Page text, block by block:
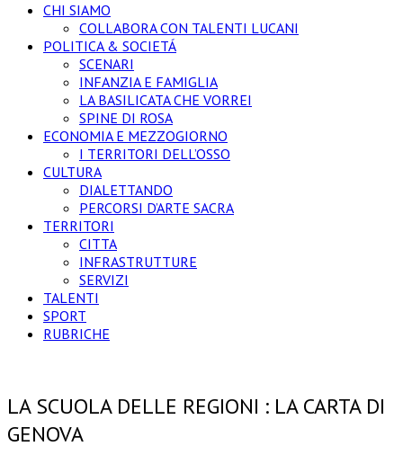
CHI SIAMO
COLLABORA CON TALENTI LUCANI
POLITICA & SOCIETÁ
SCENARI
INFANZIA E FAMIGLIA
LA BASILICATA CHE VORREI
SPINE DI ROSA
ECONOMIA E MEZZOGIORNO
I TERRITORI DELL’OSSO
CULTURA
DIALETTANDO
PERCORSI D’ARTE SACRA
TERRITORI
CITTA
INFRASTRUTTURE
SERVIZI
TALENTI
SPORT
RUBRICHE
LA SCUOLA DELLE REGIONI : LA CARTA DI
GENOVA